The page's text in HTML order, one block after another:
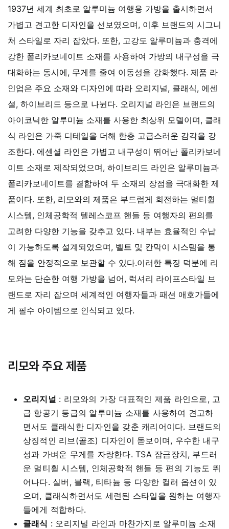
1937년 세계 최초로 알루미늄 여행용 가방을 출시하면서
가볍고 견고한 디자인을 선보였으며, 이후 브랜드의 시그니
처 스타일로 자리 잡았다. 또한, 고강도 알루미늄과 충격에
강한 폴리카보네이트 소재를 사용하여 가방의 내구성을 극
대화하는 동시에, 무게를 줄여 이동성을 강화했다. 제품 라
인업은 주요 소재와 디자인에 따라 오리지널, 클래식, 에센
셜, 하이브리드 등으로 나뉜다. 오리지널 라인은 브랜드의
아이코닉한 알루미늄 소재를 사용한 최상위 모델이며, 클래
식 라인은 가죽 디테일을 더해 한층 고급스러운 감각을 강
조한다. 에센셜 라인은 가볍고 내구성이 뛰어난 폴리카보네
이트 소재로 제작되었으며, 하이브리드 라인은 알루미늄과
폴리카보네이트를 결합하여 두 소재의 장점을 극대화한 제
품이다. 또한, 리모와의 제품은 부드럽게 회전하는 멀티휠
시스템, 인체공학적 텔레스코프 핸들 등 여행자의 편의를
고려한 다양한 기능을 갖추고 있다. 내부는 효율적인 수납
이 가능하도록 설계되었으며, 벨트 및 칸막이 시스템을 통
해 짐을 안정적으로 보관할 수 있다.이러한 특징 덕분에 리
모와는 단순한 여행 가방을 넘어, 럭셔리 라이프스타일 브
랜드로 자리 잡으며 세계적인 여행자들과 패션 애호가들에
게 필수 아이템으로 인식되고 있다.
리모와 주요 제품
오리지널 : 리모와의 가장 대표적인 제품 라인으로, 고
급 항공기 등급의 알루미늄 소재를 사용하여 견고하
면서도 클래식한 디자인을 갖춘 캐리어이다. 브랜드의
상징적인 리브(골조) 디자인이 돋보이며, 우수한 내구
성과 가벼운 무게를 자랑한다. TSA 잠금장치, 부드러
운 멀티휠 시스템, 인체공학적 핸들 등 편의 기능도 뛰
어나다. 실버, 블랙, 티타늄 등 다양한 컬러 옵션이 있
으며, 클래식하면서도 세련된 스타일을 원하는 여행자
들에게 적합하다.
클래식 : 오리지널 라인과 마찬가지로 알루미늄 소재